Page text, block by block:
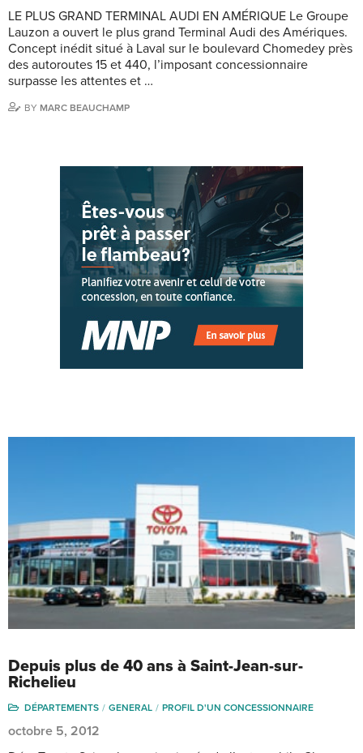
LE PLUS GRAND TERMINAL AUDI EN AMÉRIQUE Le Groupe
Lauzon a ouvert le plus grand Terminal Audi des Amériques.
Concept inédit situé à Laval sur le boulevard Chomedey près
des autoroutes 15 et 440, l’imposant concessionnaire
surpasse les attentes et …
BY MARC BEAUCHAMP
Depuis plus de 40 ans à Saint-Jean-sur-
Richelieu
DÉPARTEMENTS GENERAL PROFIL D'UN CONCESSIONNAIRE
octobre 5, 2012